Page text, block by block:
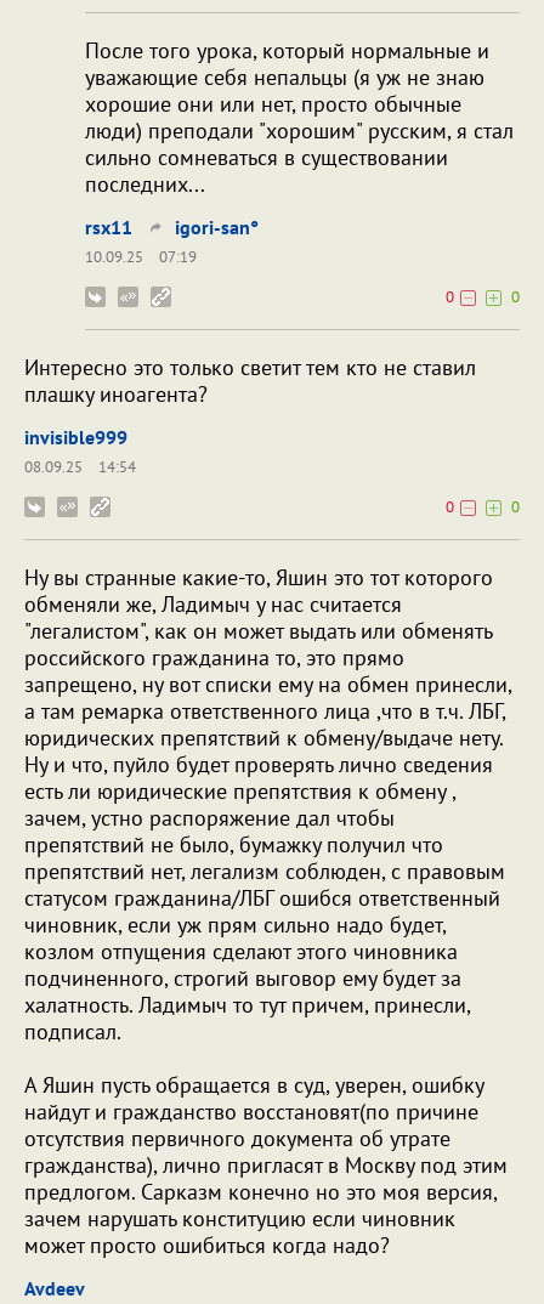
После того урока, который нормальные и
уважающие себя непальцы (я уж не знаю
хорошие они или нет, просто обычные
люди) преподали "хорошим" русским, я стал
сильно сомневаться в существовании
последних...
rsx11 igori-san°
10.09.25
07:19
0
0
Интересно это только светит тем кто не ставил
плашку иноагента?
invisible999
08.09.25
14:54
0
0
Ну вы странные какие-то, Яшин это тот которого
обменяли же, Ладимыч у нас считается
"легалистом", как он может выдать или обменять
российского гражданина то, это прямо
запрещено, ну вот списки ему на обмен принесли,
а там ремарка ответственного лица ,что в т.ч. ЛБГ,
юридических препятствий к обмену/выдаче нету.
Ну и что, пуйло будет проверять лично сведения
есть ли юридические препятствия к обмену ,
зачем, устно распоряжение дал чтобы
препятствий не было, бумажку получил что
препятствий нет, легализм соблюден, с правовым
статусом гражданина/ЛБГ ошибся ответственный
чиновник, если уж прям сильно надо будет,
козлом отпущения сделают этого чиновника
подчиненного, строгий выговор ему будет за
халатность. Ладимыч то тут причем, принесли,
подписал.
А Яшин пусть обращается в суд, уверен, ошибку
найдут и гражданство восстановят(по причине
отсутствия первичного документа об утрате
гражданства), лично пригласят в Москву под этим
предлогом. Сарказм конечно но это моя версия,
зачем нарушать конституцию если чиновник
может просто ошибиться когда надо?
Avdeev